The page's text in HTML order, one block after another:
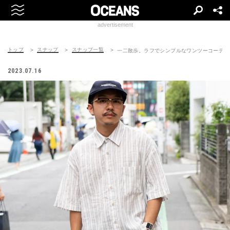
advertisement
トップ スナップ スナップ一覧 一二散歩。ラフでシンプルなワンツーコーデ
2023.07.16